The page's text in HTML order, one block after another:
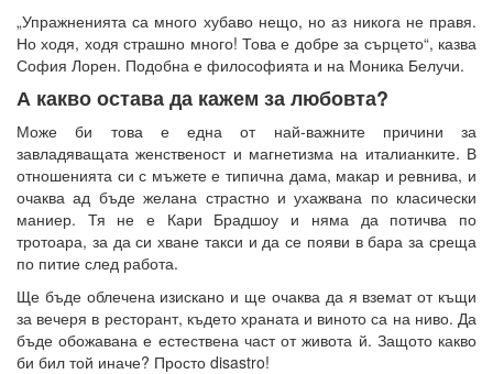
„Упражненията са много хубаво нещо, но аз никога не правя.
Но ходя, ходя страшно много! Това е добре за сърцето“, казва
София Лорен. Подобна е философията и на Моника Белучи.
А какво остава да кажем за любовта?
Може би това е една от най-важните причини за
завладяващата женственост и магнетизма на италианките. В
отношенията си с мъжете е типична дама, макар и ревнива, и
очаква ад бъде желана страстно и ухажвана по класически
маниер. Тя не е Кари Брадшоу и няма да потичва по
тротоара, за да си хване такси и да се появи в бара за среща
по питие след работа.
Ще бъде облечена изискано и ще очаква да я вземат от къщи
за вечеря в ресторант, където храната и виното са на ниво. Да
бъде обожавана е естествена част от живота й. Защото какво
би бил той иначе? Просто disastro!